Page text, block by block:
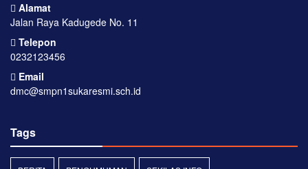
Alamat
Jalan Raya Kadugede No. 11
Telepon
0232123456
Email
dmc@smpn1sukaresmi.sch.id
Tags